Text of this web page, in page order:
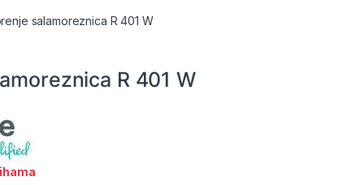
salamoreznica R 401 W
R 401 W